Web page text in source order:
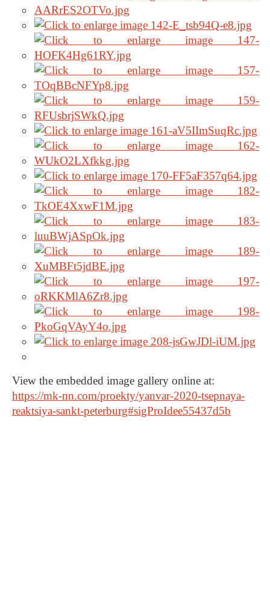
View the embedded image gallery online at:
https://mk-nn.com/proekty/yanvar-2020-tsepnaya-
reaktsiya-sankt-peterburg#sigProIdee55437d5b